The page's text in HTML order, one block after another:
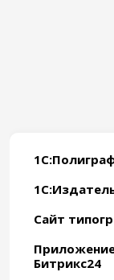
Сайт
Битрикс24